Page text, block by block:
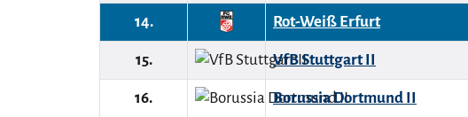
14. Rot-Weiß Erfurt
15. VfB Stuttgart II
16. Borussia Dortmund II